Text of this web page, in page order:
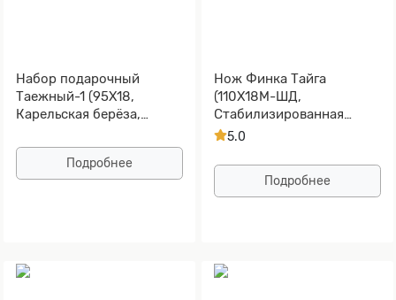
Набор подарочный
Таежный-1 (95Х18,
Карельская берёза,
рисунка на клинке)
Подробнее
Нож Финка Тайга
(110Х18М-ШД,
Стабилизированная
древесина, Алюминий)
5.0
Подробнее